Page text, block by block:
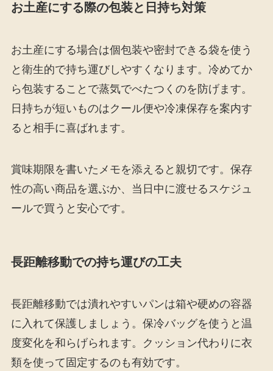
お土産にする際の包装と日持ち対策
お土産にする場合は個包装や密封できる袋を使う
と衛生的で持ち運びしやすくなります。冷めてか
ら包装することで蒸気でべたつくのを防げます。
日持ちが短いものはクール便や冷凍保存を案内す
ると相手に喜ばれます。
賞味期限を書いたメモを添えると親切です。保存
性の高い商品を選ぶか、当日中に渡せるスケジュ
ールで買うと安心です。
長距離移動での持ち運びの工夫
長距離移動では潰れやすいパンは箱や硬めの容器
に入れて保護しましょう。保冷バッグを使うと温
度変化を和らげられます。クッション代わりに衣
類を使って固定するのも有効です。